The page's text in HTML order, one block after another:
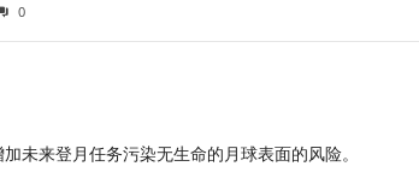
0
未来登月任务污染无生命的月球表面的风险。